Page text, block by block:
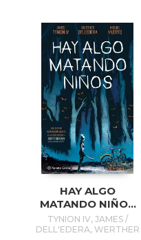
HAY ALGO
MATANDO NIÑOS
Nº 01
TYNION IV, JAMES /
DELL'EDERA, WERTHER